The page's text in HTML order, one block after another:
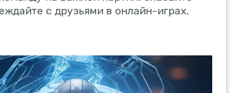
с друзьями в онлайн-играх.